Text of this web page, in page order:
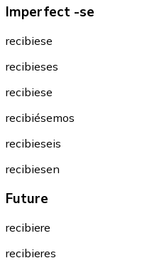
Imperfect -se
recibiese
recibieses
recibiese
recibiésemos
recibieseis
recibiesen
Future
recibiere
recibieres